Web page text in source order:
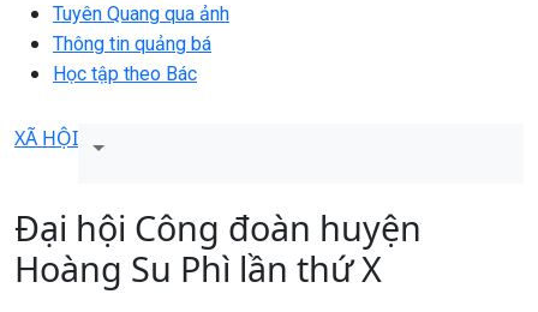
Tuyên Quang qua ảnh
Thông tin quảng bá
Học tập theo Bác
XÃ HỘI
Đại hội Công đoàn huyện
Hoàng Su Phì lần thứ X